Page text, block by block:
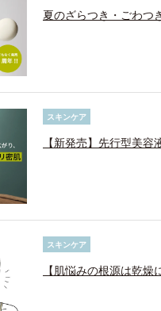
夏のざらつき・ごわつ
スキンケア
【新発売】先行型美
スキンケア
【肌悩みの根源は乾